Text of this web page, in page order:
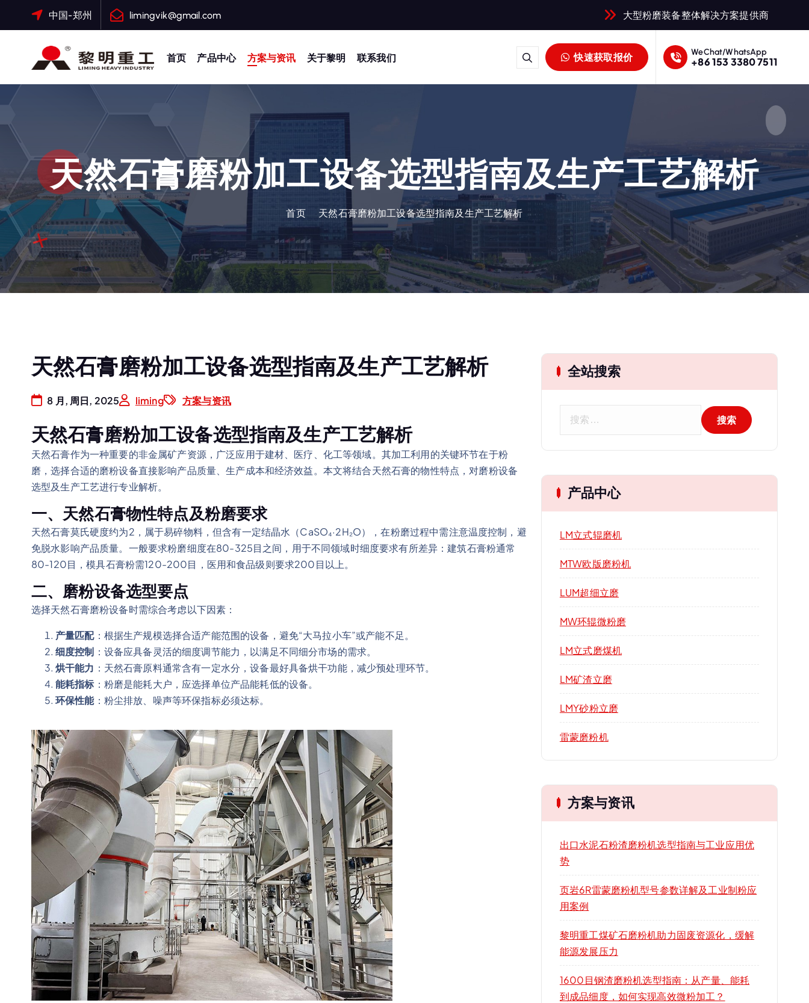
中国-郑州 limingvik@gmail.com 大型粉磨装备整体解决方案提供商
大修渣磨粉机，矿渣立磨
首页 产品中心 方案与资讯 关于黎明 联系我们 快速获取报价 WeChat/WhatsApp
+86 153 3380 7511
天然石膏磨粉加工设备选型指南及生产工艺解析
首页 天然石膏磨粉加工设备选型指南及生产工艺解析
天然石膏磨粉加工设备选型指南及生产工艺解析
8 月, 周日, 2025 liming 方案与资讯
天然石膏磨粉加工设备选型指南及生产工艺解析
天然石膏作为一种重要的非金属矿产资源，广泛应用于建材、医疗、化工等领域。其加工利用的关键环节在于粉
磨，选择合适的磨粉设备直接影响产品质量、生产成本和经济效益。本文将结合天然石膏的物性特点，对磨粉设备
选型及生产工艺进行专业解析。
一、天然石膏物性特点及粉磨要求
天然石膏莫氏硬度约为2，属于易碎物料，但含有一定结晶水（CaSO₄·2H₂O），在粉磨过程中需注意温度控制，避
免脱水影响产品质量。一般要求粉磨细度在80-325目之间，用于不同领域时细度要求有所差异：建筑石膏粉通常
80-120目，模具石膏粉需120-200目，医用和食品级则要求200目以上。
二、磨粉设备选型要点
选择天然石膏磨粉设备时需综合考虑以下因素：
产量匹配：根据生产规模选择合适产能范围的设备，避免“大马拉小车”或产能不足。
细度控制 ：设备应具备灵活的细度调节能力，以满足不同细分市场的需求。
烘干能力 ：天然石膏原料通常含有一定水分，设备最好具备烘干功能，减少预处理环节。
能耗指标：粉磨是能耗大户，应选择单位产品能耗低的设备。
环保性能：粉尘排放、噪声等环保指标必须达标。
全站搜索
产品中心
LM立式辊磨机
MTW欧版磨粉机
LUM超细立磨
MW环辊微粉磨
LM立式磨煤机
LM矿渣立磨
LMY砂粉立磨
雷蒙磨粉机
方案与资讯
出口水泥石粉渣磨粉机选型指南与工业应用优
势
页岩6R雷蒙磨粉机型号参数详解及工业制粉应
用案例
黎明重工煤矿石磨粉机助力固废资源化，缓解
能源发展压力
1600目钢渣磨粉机选型指南：从产量、能耗
到成品细度，如何实现高效微粉加工？